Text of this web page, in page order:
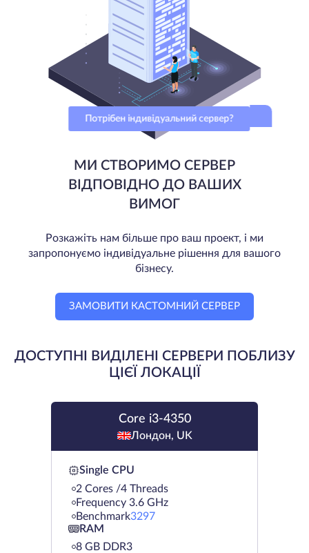
Потрібен індивідуальний сервер?
МИ СТВОРИМО СЕРВЕР
ВІДПОВІДНО ДО ВАШИХ
ВИМОГ
Розкажіть нам більше про ваш проект, і ми
запропонуємо індивідуальне рішення для вашого
бізнесу.
ЗАМОВИТИ КАСТОМНИЙ СЕРВЕР
ДОСТУПНІ ВИДІЛЕНІ СЕРВЕРИ ПОБЛИЗУ
ЦІЄЇ ЛОКАЦІЇ
Core i3-4350
Лондон, UK
Single CPU
2 Cores /4 Threads
Frequency 3.6 GHz
Benchmark3297
RAM
8 GB DDR3